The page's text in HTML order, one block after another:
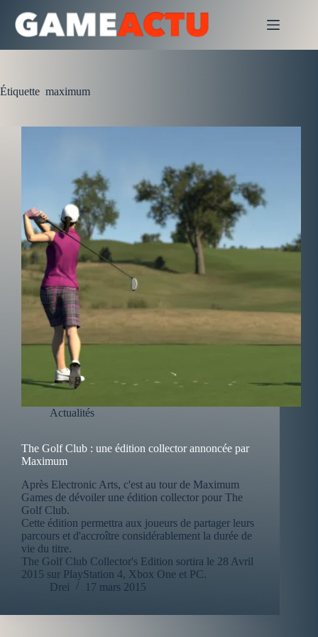
contenu
Étiquette maximum
Actualités
The Golf Club : une édition collector annoncée par
Maximum
Après Electronic Arts, c'est au tour de Maximum
Games de dévoiler une édition collector pour The
Golf Club.
Cette édition permettra aux joueurs de partager leurs
parcours et d'accroître considérablement la durée de
vie du titre.
The Golf Club Collector's Edition sortira le 28 Avril
2015 sur PlayStation 4, Xbox One et PC.
Drei
17 mars 2015